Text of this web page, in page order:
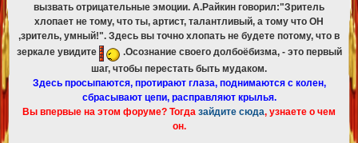
вызвать отрицательные эмоции. А.Райкин говорил:"Зритель
хлопает не тому, что ты, артист, талантливый, а тому что ОН
,зритель, умный!". Здесь вы точно хлопать не будете потому, что в
зеркале увидите
.Осознание своего долбоёбизма, - это первый
шаг, чтобы перестать быть мудаком.
Здесь просыпаются, протирают глаза, поднимаются с колен,
сбрасывают цепи, расправляют крылья.
Вы впервые на этом форуме? Тогда зайдите сюда, узнаете о чем
он.